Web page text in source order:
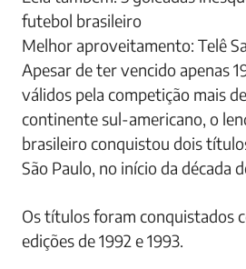
Além do líder Renato, somente
garantida na edição de 2021 da
os técnicos em atividade citados
Leia também: 5 goleadas
futebol brasileiro
Melhor aproveitamento: Telê
Apesar de ter vencido apenas
válidos pela competição mais
continente sul-americano, o
brasileiro conquistou dois